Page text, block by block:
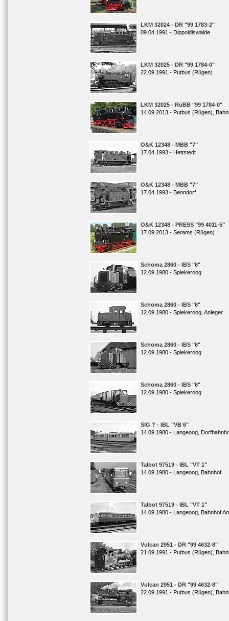
LKM 32024 - DR "99 1783-2"
09.04.1991 - Dippoldiswalde
LKM 32025 - DR "99 1784-0"
22.09.1991 - Putbus (Rügen)
LKM 32025 - RüBB "99 1784-0"
14.09.2013 - Putbus (Rügen),
O&K 12348 - MBB "7"
17.04.1993 - Hettstedt
O&K 12348 - MBB "7"
17.04.1993 - Benndorf
O&K 12348 - PRESS "99 4011-5"
17.09.2013 - Serams (Rügen)
Schöma 2860 - IBS "6"
12.09.1980 - Spiekeroog
Schöma 2860 - IBS "6"
12.09.1980 - Spiekeroog, Anleger
Schöma 2860 - IBS "6"
12.09.1980 - Spiekeroog
Schöma 2860 - IBS "6"
12.09.1980 - Spiekeroog
SIG ? - IBL "VB 6"
14.09.1980 - Langeoog,
Talbot 97519 - IBL "VT 1"
14.09.1980 - Langeoog, Bahnhof
Talbot 97519 - IBL "VT 1"
14.09.1980 - Langeoog, Bahnhof
Vulcan 2951 - DR "99 4632-8"
21.09.1991 - Putbus (Rügen),
Vulcan 2951 - DR "99 4632-8"
22.09.1991 - Putbus (Rügen),